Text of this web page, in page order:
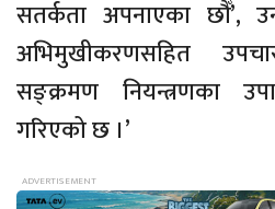
सतर्कता अपनाएका छौँ’,
अभिमुखीकरणसहित
सङ्क्रमण नियन्त्रणका
गरिएको छ ।’